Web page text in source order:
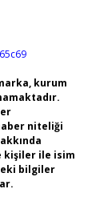
kurum
niteliği
kişiler ile isim
bilgiler